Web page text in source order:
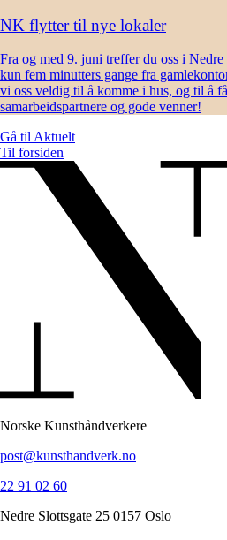
NK flytter til nye lokaler
Fra og med 9. juni treffer du oss i
kun fem minutters gange fra
vi oss veldig til å komme i hus, og til å
samarbeidspartnere og gode venner!
Gå til Aktuelt
Til forsiden
Norske Kunsthåndverkere
post@kunsthandverk.no
22 91 02 60
Nedre Slottsgate 25 0157 Oslo